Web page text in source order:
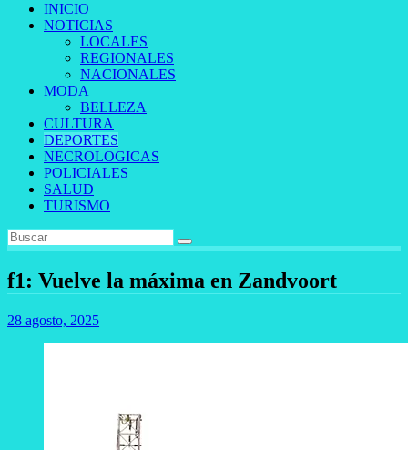
INICIO
NOTICIAS
LOCALES
REGIONALES
NACIONALES
MODA
BELLEZA
CULTURA
DEPORTES
NECROLOGICAS
POLICIALES
SALUD
TURISMO
f1: Vuelve la máxima en Zandvoort
28 agosto, 2025